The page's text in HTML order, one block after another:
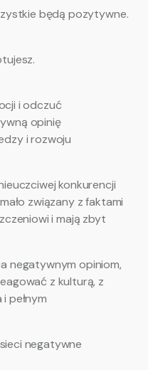
będą pozytywne.
i odczuć
opinię
i rozwoju
konkurencji
związany z faktami
i mają zbyt
negatywnym opiniom,
z kulturą, z
pełnym
sieci negatywne